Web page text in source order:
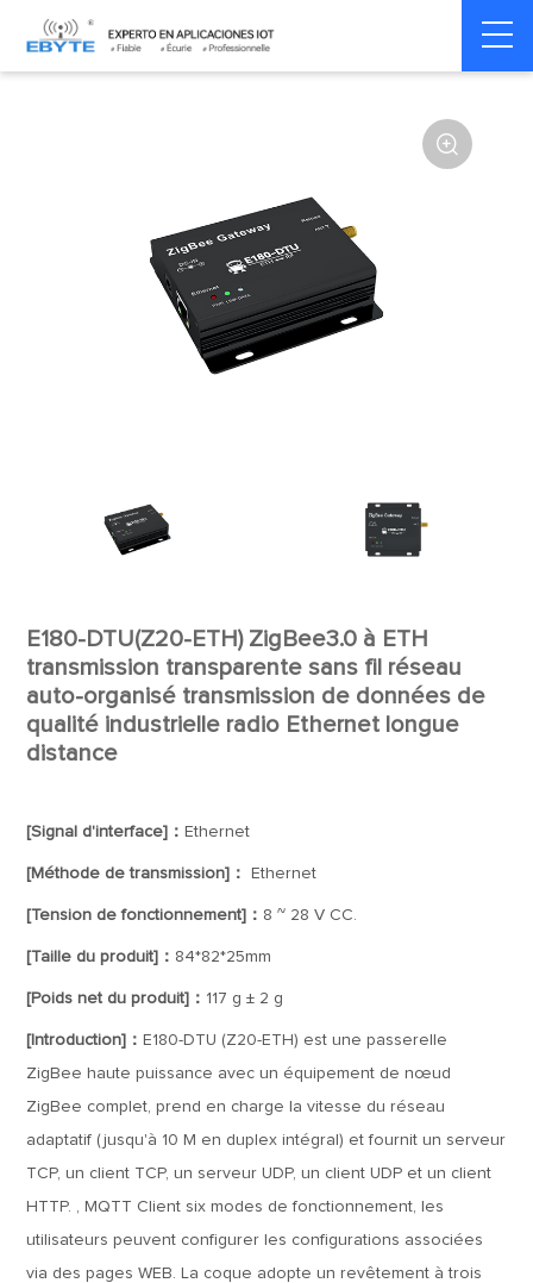
Home > Modem > Wireless modem LoRa wirelss modem

E180-DTU(Z20-ETH) ZigBee3.0 à ETH
transmission transparente sans fil réseau
auto-organisé transmission de données de
qualité industrielle radio Ethernet longue
distance
[Signal d'interface]： Ethernet
[Méthode de transmission]： Ethernet
[Tension de fonctionnement]： 8 ~ 28 V CC.
[Taille du produit]： 84*82*25mm
[Poids net du produit]： 117 g ± 2 g
[Introduction]： E180-DTU (Z20-ETH) est une passerelle
ZigBee haute puissance avec un équipement de nœud
ZigBee complet, prend en charge la vitesse du réseau
adaptatif (jusqu'à 10 M en duplex intégral) et fournit un serveur
TCP, un client TCP, un serveur UDP, un client UDP et un client
HTTP. , MQTT Client six modes de fonctionnement, les
utilisateurs peuvent configurer les configurations associées
via des pages WEB. La coque adopte un revêtement à trois